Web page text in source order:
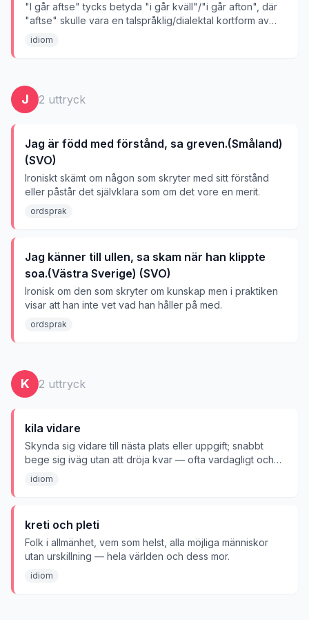
"I går aftse" tycks betyda "i går kväll"/"i går afton", där
"aftse" skulle vara en talspråklig/dialektal kortform av
"afton" — men uttrycket är inte belagt i etablerade
idiom
J 2 uttryck
Jag är född med förstånd, sa greven.(Småland)
(SVO)
Ironiskt skämt om någon som skryter med sitt förstånd
eller påstår det självklara som om det vore en merit.
ordsprak
Jag känner till ullen, sa skam när han klippte
soa.(Västra Sverige) (SVO)
Ironisk om den som skryter om kunskap men i praktiken
visar att han inte vet vad han håller på med.
ordsprak
K 2 uttryck
kila vidare
Skynda sig vidare till nästa plats eller uppgift; snabbt
bege sig iväg utan att dröja kvar — ofta vardagligt och
som avskedsfras ('jag kilar vidare' ≈ 'jag sticker nu').
idiom
kreti och pleti
Folk i allmänhet, vem som helst, alla möjliga människor
utan urskillning — hela världen och dess mor.
idiom